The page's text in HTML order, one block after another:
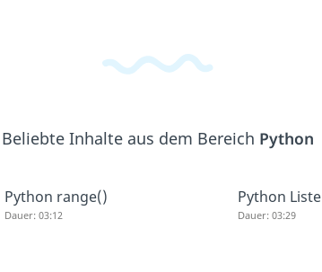
Beliebte Inhalte aus dem Bereich Python
Python range()
Dauer: 03:12
Python Liste
Dauer: 03:29